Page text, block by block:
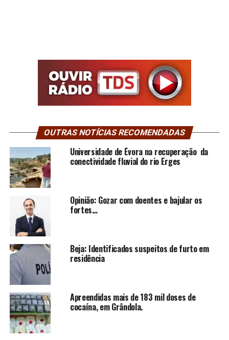
OUTRAS NOTÍCIAS RECOMENDADAS
Universidade de Évora na recuperação da
conectividade fluvial do rio Erges
Opinião: Gozar com doentes e bajular os
fortes…
Beja: Identificados suspeitos de furto em
residência
Apreendidas mais de 183 mil doses de
cocaína, em Grândola.